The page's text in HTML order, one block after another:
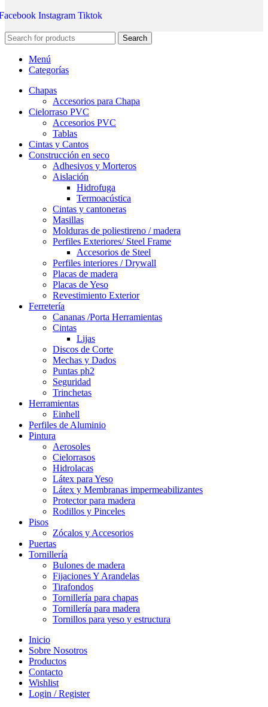
Instagram Tiktok
Search
Menú
Categorías
Chapas
Accesorios para Chapa
Cielorraso PVC
Accesorios PVC
Tablas
Cintas y Cantos
Construcción en seco
Adhesivos y Morteros
Aislación
Hidrofuga
Termoacústica
Cintas y cantoneras
Masillas
Molduras de poliestireno / madera
Perfiles Exteriores/ Steel Frame
Accesorios de Steel
Perfiles interiores / Drywall
Placas de madera
Placas de Yeso
Revestimiento Exterior
Ferretería
Cananas /Porta Herramientas
Cintas
Lijas
Discos de Corte
Mechas y Dados
Puntas ph2
Seguridad
Trinchetas
Herramientas
Einhell
Perfiles de Aluminio
Pintura
Aerosoles
Cielorrasos
Hidrolacas
Látex para Yeso
Látex y Membranas impermeabilizantes
Protector para madera
Rodillos y Pinceles
Pisos
Zócalos y Accesorios
Puertas
Tornillería
Bulones de madera
Fijaciones Y Arandelas
Tirafondos
Tornillería para chapas
Tornillería para madera
Tornillos para yeso y estructura
Inicio
Sobre Nosotros
Productos
Contacto
Wishlist
Login / Register